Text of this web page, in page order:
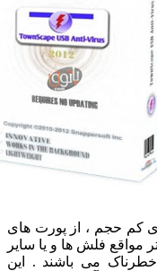
حجم ، از پورت های
فلش ها و یا سایر
می باشند . این